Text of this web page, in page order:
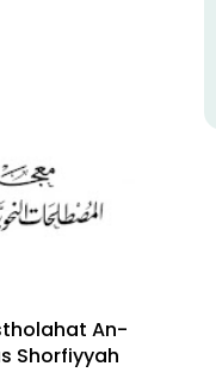
An-
Shorfiyyah